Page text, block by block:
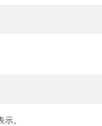
。